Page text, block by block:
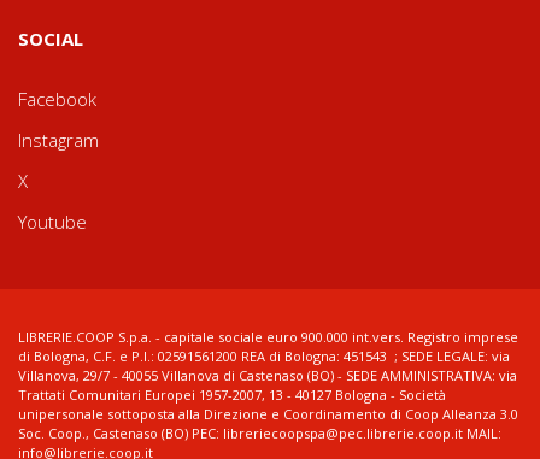
SOCIAL
Facebook
Instagram
X
Youtube
LIBRERIE.COOP S.p.a. - capitale sociale euro 900.000 int.vers. Registro imprese
di Bologna, C.F. e P.I.: 02591561200 REA di Bologna: 451543 ; SEDE LEGALE: via
Villanova, 29/7 - 40055 Villanova di Castenaso (BO) - SEDE AMMINISTRATIVA: via
Trattati Comunitari Europei 1957-2007, 13 - 40127 Bologna - Società
unipersonale sottoposta alla Direzione e Coordinamento di Coop Alleanza 3.0
Soc. Coop., Castenaso (BO) PEC: libreriecoopspa@pec.librerie.coop.it MAIL:
info@librerie.coop.it